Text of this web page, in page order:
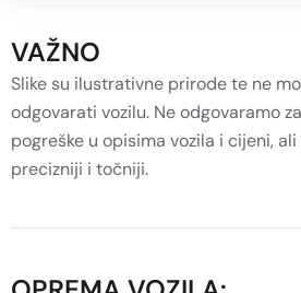
VAŽNO
Slike su ilustrativne prirode te ne
odgovarati vozilu. Ne odgovaramo
pogreške u opisima vozila i cijeni,
precizniji i točniji.